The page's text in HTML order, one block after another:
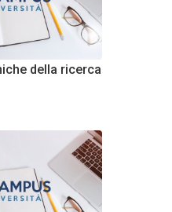
della ricerca